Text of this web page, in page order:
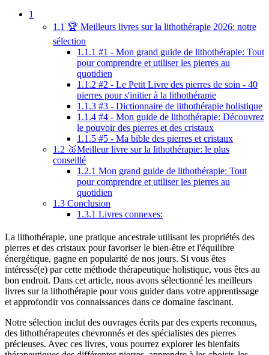
1
1.1 🏆 Meilleurs livres sur la lithothérapie 2026: notre
sélection
1.1.1 #1 - Mon grand guide de lithothérapie: Tout
pour comprendre et utiliser les pierres au
quotidien
1.1.2 #2 - Le Petit Livre des pierres de soin - 40
pierres pour s'initier à la lithothérapie
1.1.3 #3 - Dictionnaire de lithothérapie holistique
1.1.4 #4 - Mon guide de lithothérapie: Découvrez
le pouvoir des pierres et des cristaux
1.1.5 #5 - Ma bible des pierres et cristaux
1.2 🥇Meilleur livre sur la lithothérapie: le plus
conseillé
1.2.1 Mon grand guide de lithothérapie: Tout
pour comprendre et utiliser les pierres au
quotidien
1.3 Conclusion
1.3.1 Livres connexes:
La lithothérapie, une pratique ancestrale utilisant les propriétés des
pierres et des cristaux pour favoriser le bien-être et l'équilibre
énergétique, gagne en popularité de nos jours. Si vous êtes
intéressé(e) par cette méthode thérapeutique holistique, vous êtes au
bon endroit. Dans cet article, nous avons sélectionné les meilleurs
livres sur la lithothérapie pour vous guider dans votre apprentissage
et approfondir vos connaissances dans ce domaine fascinant.
Notre sélection inclut des ouvrages écrits par des experts reconnus,
des lithothérapeutes chevronnés et des spécialistes des pierres
précieuses. Avec ces livres, vous pourrez explorer les bienfaits